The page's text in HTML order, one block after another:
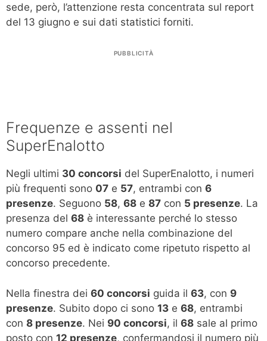
sede, però, l’attenzione resta concentrata sul report
del 13 giugno e sui dati statistici forniti.
PUBBLICITÀ
Frequenze e assenti nel
SuperEnalotto
Negli ultimi 30 concorsi del SuperEnalotto, i numeri
più frequenti sono 07 e 57, entrambi con 6
presenze. Seguono 58, 68 e 87 con 5 presenze. La
presenza del 68 è interessante perché lo stesso
numero compare anche nella combinazione del
concorso 95 ed è indicato come ripetuto rispetto al
concorso precedente.
Nella finestra dei 60 concorsi guida il 63, con 9
presenze. Subito dopo ci sono 13 e 68, entrambi
con 8 presenze. Nei 90 concorsi, il 68 sale al primo
posto con 12 presenze, confermandosi il numero più